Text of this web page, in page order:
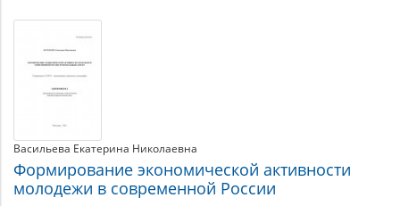
Васильева Екатерина Николаевна
Формирование экономической активности
молодежи в современной России